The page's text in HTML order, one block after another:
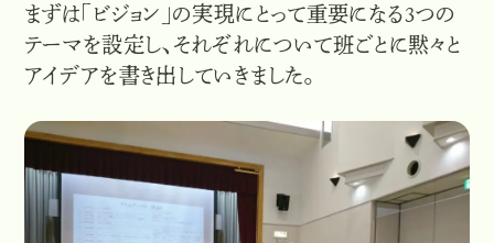
まずは「ビジョン」の実現にとって重要になる3つの
テーマを設定し、それぞれについて班ごとに黙々と
アイデアを書き出していきました。